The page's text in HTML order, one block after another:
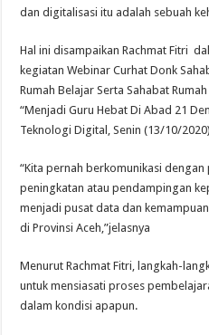
dan digitalisasi itu adalah sebuah
Hal ini disampaikan Rachmat Fitri
kegiatan Webinar Curhat Donk
Rumah Belajar Serta Sahabat
“Menjadi Guru Hebat Di Abad 21
Teknologi Digital, Senin (13/10/
“Kita pernah berkomunikasi
peningkatan atau pendampingan
menjadi pusat data dan
di Provinsi Aceh,”jelasnya
Menurut Rachmat Fitri, langkah-
untuk mensiasati proses
dalam kondisi apapun.